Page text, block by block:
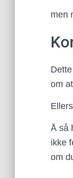
men
om
Å så
ikke
om